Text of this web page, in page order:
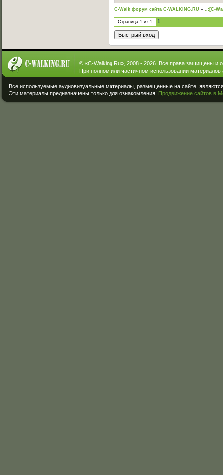
C-Walk форум сайта C-WALKING.RU » ..:[C-
Страница 1 из 1 1
© «C-Walking.Ru», 2008 - 2026. Все права защищены и
При полном или частичном использовании материалов
Все используемые аудиовизуальные материалы, размещенные на сайте,
Эти материалы предназначены только для ознакомления! Продвижение сайтов в